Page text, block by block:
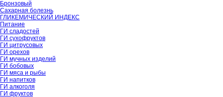
Бронзовый
Сахарная болезнь
ГЛИКЕМИЧЕСКИЙ ИНДЕКС
Питание
ГИ сладостей
ГИ сухофруктов
ГИ цитрусовых
ГИ орехов
ГИ мучных изделий
ГИ бобовых
ГИ мяса и рыбы
ГИ напитков
ГИ алкоголя
ГИ фруктов